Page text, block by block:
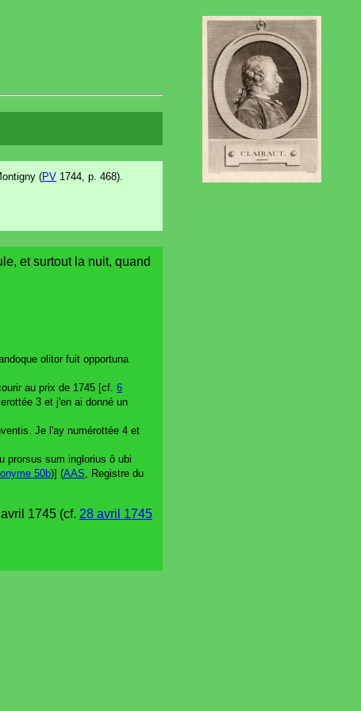
(PV 1744, p. 468).
et surtout la nuit, quand
olitor fuit opportuna
au prix de 1745 [cf. 6
3 et j'en ai donné un
Je l'ay numérottée 4 et
prorsus sum inglorius ô ubi
50b)] (AAS , Registre du
1745 (cf. 28 avril 1745